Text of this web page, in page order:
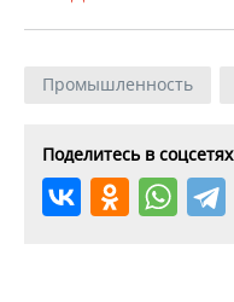
Промышленность
Поделитесь в соцсетях